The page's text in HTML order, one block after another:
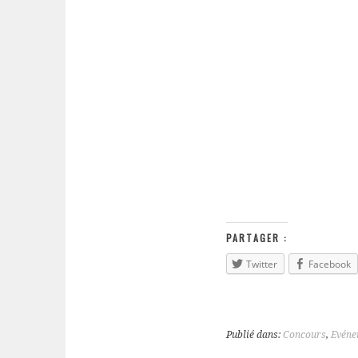
PARTAGER :
Twitter
Facebook
Publié dans: Concours,